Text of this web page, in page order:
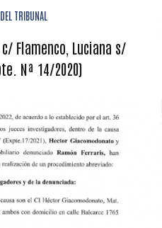
TRIBUNAL
Flamenco, Luciana s/
Nª 14/2020)